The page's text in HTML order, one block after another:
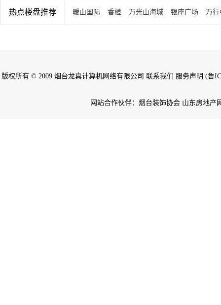
热点楼盘推荐 暖山国际 香橙 万光山海城 银座广场 万
版权所有 © 2009 烟台龙真计算机网络有限公司 联系我们 服务声明 (鲁
网站合作伙伴：烟台装饰协会 山东房地